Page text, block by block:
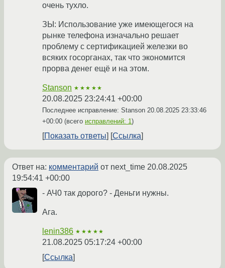
очень тухло.
ЗЫ: Использование уже имеющегося на
рынке телефона изначально решает
проблему с сертификацией железки во
всяких госорганах, так что экономится
прорва денег ещё и на этом.
Stanson ★★★★★
20.08.2025 23:24:41 +00:00
Последнее исправление: Stanson 20.08.2025 23:33:46
+00:00 (всего исправлений: 1)
Показать ответы Ссылка
Ответ на: комментарий от next_time 20.08.2025
19:54:41 +00:00
- АЧ0 так дорого? - Деньги нужны.
Ага.
lenin386 ★★★★★
21.08.2025 05:17:24 +00:00
Ссылка